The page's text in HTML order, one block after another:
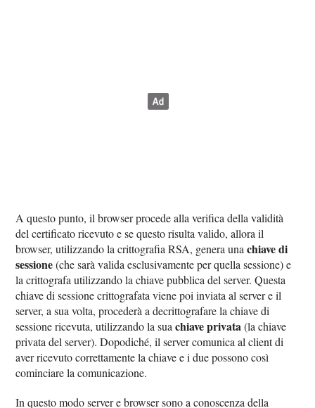
A questo punto, il browser procede alla verifica della validità
del certificato ricevuto e se questo risulta valido, allora il
browser, utilizzando la crittografia RSA, genera unachiave di
sessione(che sarà valida esclusivamente per quella sessione) e
la crittografa utilizzando la chiave pubblica del server. Questa
chiave di sessione crittografata viene poi inviata al server e il
server, a sua volta, procederà a decrittografare la chiave di
sessione ricevuta, utilizzando la suachiave privata(la chiave
privata del server). Dopodiché, il server comunica al client di
aver ricevuto correttamente la chiave e i due possono così
cominciare la comunicazione.
In questo modo server e browser sono a conoscenza della